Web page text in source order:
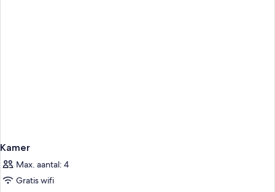
Kamer
Max. aantal: 4
Gratis wifi